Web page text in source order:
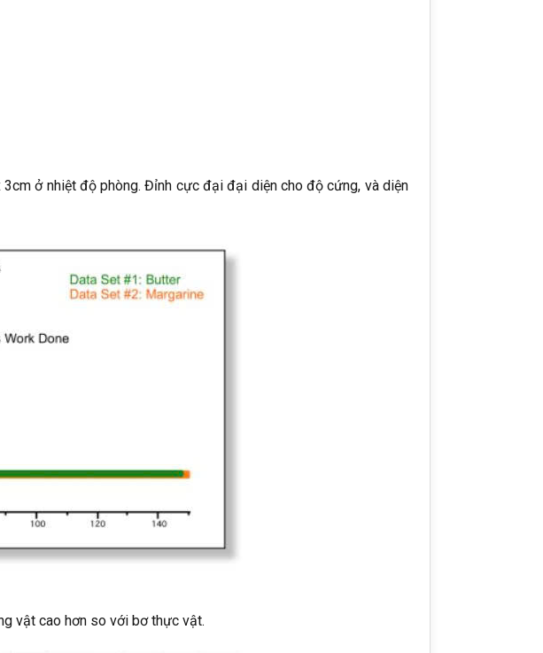
ở nhiệt độ phòng. Đỉnh cực đại đại diện cho độ cứng, và diện
vật cao hơn so với bơ thực vật.